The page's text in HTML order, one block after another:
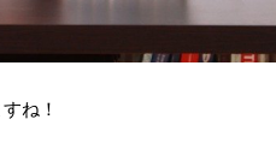
ね！